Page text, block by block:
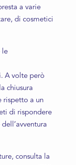
a varie
di cosmetici
le
A volte però
chiusura
rispetto a un
di rispondere
consulta la